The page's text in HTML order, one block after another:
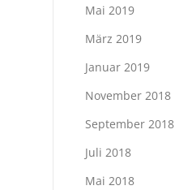
Mai 2019
März 2019
Januar 2019
November 2018
September 2018
Juli 2018
Mai 2018